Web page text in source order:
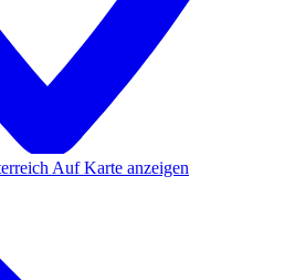
Auf Karte anzeigen